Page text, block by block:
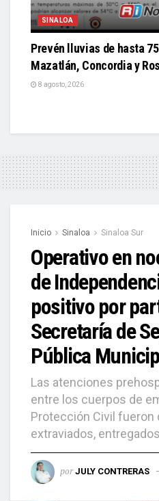
SINALOA
Prevén lluvias de hasta
Mazatlán, Concordia y
8 agosto, 2026
Inicio Sinaloa Sinaloa Sur
Operativo en
de
positivo por
Secretaría de
Pública
Las atenciones
entre los cuerpos de
Protección Civil fueron
extraviados,
por JULY CONTRERAS